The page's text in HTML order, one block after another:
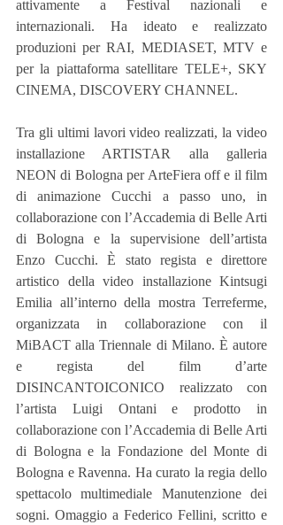
attivamente a Festival nazionali e
internazionali. Ha ideato e realizzato
produzioni per RAI, MEDIASET, MTV e
per la piattaforma satellitare TELE+, SKY
CINEMA, DISCOVERY CHANNEL.
Tra gli ultimi lavori video realizzati, la video
installazione ARTISTAR alla galleria
NEON di Bologna per ArteFiera off e il film
di animazione Cucchi a passo uno, in
collaborazione con l’Accademia di Belle Arti
di Bologna e la supervisione dell’artista
Enzo Cucchi. È stato regista e direttore
artistico della video installazione Kintsugi
Emilia all’interno della mostra Terreferme,
organizzata in collaborazione con il
MiBACT alla Triennale di Milano. È autore
e regista del film d’arte
DISINCANTOICONICO realizzato con
l’artista Luigi Ontani e prodotto in
collaborazione con l’Accademia di Belle Arti
di Bologna e la Fondazione del Monte di
Bologna e Ravenna. Ha curato la regia dello
spettacolo multimediale Manutenzione dei
sogni. Omaggio a Federico Fellini, scritto e